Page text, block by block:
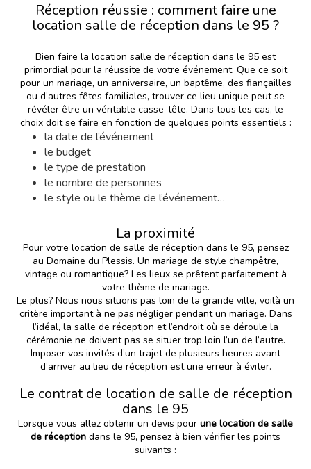
Réception réussie : comment faire une
location salle de réception dans le 95 ?
Bien faire la location salle de réception dans le 95 est
primordial pour la réussite de votre événement. Que ce soit
pour un mariage, un anniversaire, un baptême, des fiançailles
ou d’autres fêtes familiales, trouver ce lieu unique peut se
révéler être un véritable casse-tête. Dans tous les cas, le
choix doit se faire en fonction de quelques points essentiels :
la date de l’événement
le budget
le type de prestation
le nombre de personnes
le style ou le thème de l’événement…
La proximité
Pour votre location de salle de réception dans le 95, pensez
au Domaine du Plessis. Un mariage de style champêtre,
vintage ou romantique? Les lieux se prêtent parfaitement à
votre thème de mariage.
Le plus? Nous nous situons pas loin de la grande ville, voilà un
critère important à ne pas négliger pendant un mariage. Dans
l’idéal, la salle de réception et l’endroit où se déroule la
cérémonie ne doivent pas se situer trop loin l’un de l’autre.
Imposer vos invités d’un trajet de plusieurs heures avant
d’arriver au lieu de réception est une erreur à éviter.
Le contrat de location de salle de réception
dans le 95
Lorsque vous allez obtenir un devis pour une location de salle
de réception dans le 95, pensez à bien vérifier les points
suivants :